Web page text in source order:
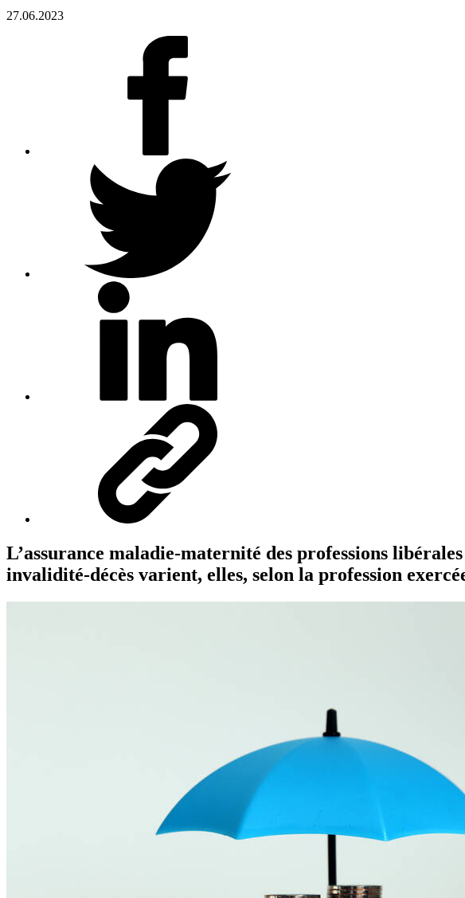
27.06.2023
L’assurance maladie-maternité des professions
invalidité-décès varient, elles, selon la profession